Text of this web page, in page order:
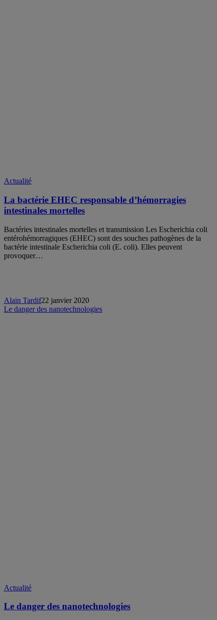
Actualité
La bactérie EHEC responsable d’hémorragies
intestinales mortelles
Bactéries intestinales mortelles et transmission Les Escherichia coli
entérohémorragiques (EHEC) sont des souches pathogènes de la
bactérie intestinale Escherichia coli (E. coli). Elles peuvent
provoquer…
Alain Tardif22 janvier 2020
Le danger des nanotechnologies
Actualité
Le danger des nanotechnologies